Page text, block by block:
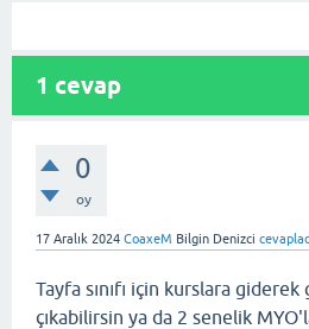
1 cevap
0
oy
17 Aralık 2024 CoaxeM Bilgin Denizci
Tayfa sınıfı için kurslara
çıkabilirsin ya da 2 senelik